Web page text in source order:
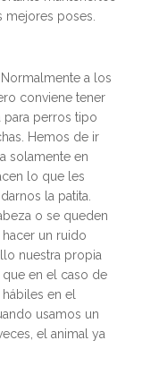
mejores poses.
. Normalmente a los
conviene tener
para perros tipo
Hemos de ir
solamente en
lo que les
la patita.
o se queden
un ruido
nuestra propia
en el caso de
en el
usamos un
el animal ya